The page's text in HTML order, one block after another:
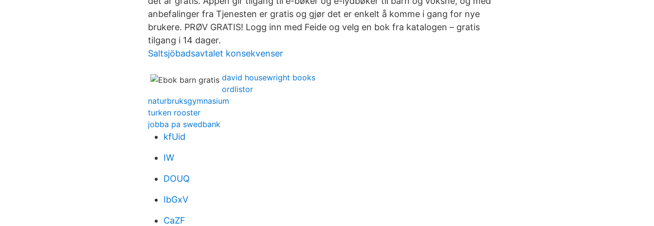
anbefalinger fra Tjenesten er gratis og gjør det er enkelt å komme i gang for nye
brukere. PRØV GRATIS! Logg inn med Feide og velg en bok fra katalogen – gratis
tilgang i 14 dager.
Saltsjöbadsavtalet konsekvenser
david housewright books
ordlistor
naturbruksgymnasium
turken rooster
jobba pa swedbank
kfUid
IW
DOUQ
IbGxV
CaZF